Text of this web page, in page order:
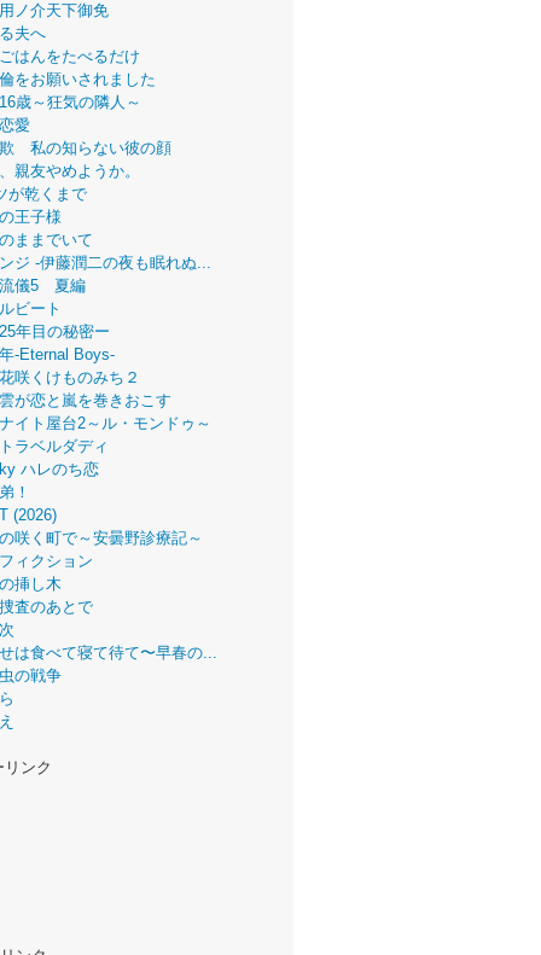
ノ介天下御免
夫へ
はんをたべるだけ
をお願いされました
歳～狂気の隣人～
愛
私の知らない彼の顔
親友やめようか。
が乾くまで
王子様
ままでいて
ジ -伊藤潤二の夜も眠れぬ...
儀5 夏編
ビート
年目の秘密ー
-Eternal Boys-
咲くけものみち２
が恋と嵐を巻きおこす
イト屋台2～ル・モンドゥ～
ラベルダディ
ハレのち恋
！
(2026)
咲く町で～安曇野診療記～
ィクション
挿し木
査のあとで
は食べて寝て待て〜早春の...
の戦争
ンク